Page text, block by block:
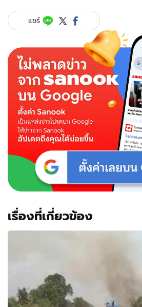
แชร์
เรื่องที่เกี่ยวข้อง